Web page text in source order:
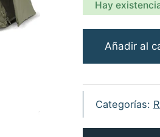
Hay
Winterskin
Biwy
Leopard
personas
Añadir al
Categorías: